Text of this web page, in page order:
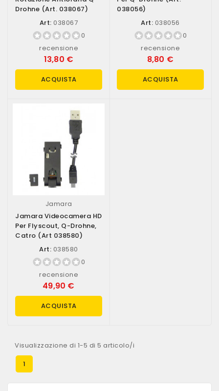
Drohne (art. 038067)
Art: 038067
0
recensione
13,80 €
ACQUISTA
038056)
Art: 038056
0
recensione
8,80 €
ACQUISTA
Jamara
Jamara Videocamera HD
Per Flyscout, Q-Drohne,
Catro (art 038580)
Art: 038580
0
recensione
49,90 €
ACQUISTA
Visualizzazione di 1-5 di 5 articolo/i
1